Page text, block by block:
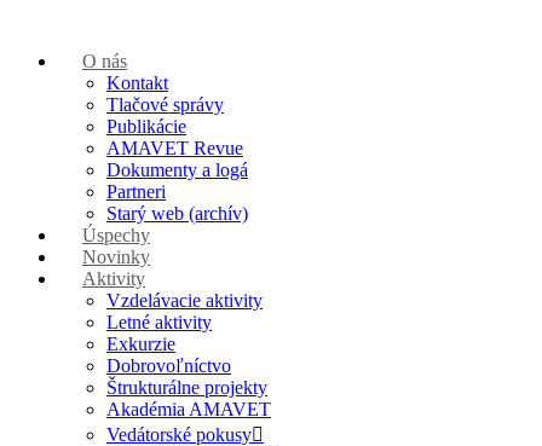
O nás
Kontakt
Tlačové správy
Publikácie
AMAVET Revue
Dokumenty a logá
Partneri
Starý web (archív)
Úspechy
Novinky
Aktivity
Vzdelávacie aktivity
Letné aktivity
Exkurzie
Dobrovoľníctvo
Štrukturálne projekty
Akadémia AMAVET
Vedátorské pokusy